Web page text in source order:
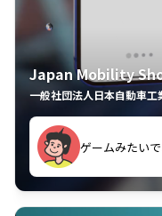
Japan Mobility
一般社団法人日本自動車工
ゲームみたい
久々のモータ